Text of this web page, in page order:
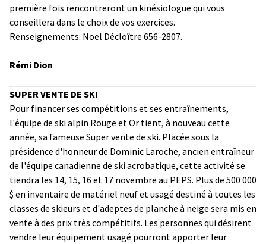
première fois rencontreront un kinésiologue qui vous
conseillera dans le choix de vos exercices.
Renseignements: Noel Décloître 656-2807.
Rémi Dion
SUPER VENTE DE SKI
Pour financer ses compétitions et ses entraînements,
l'équipe de ski alpin Rouge et Or tient, à nouveau cette
année, sa fameuse Super vente de ski. Placée sous la
présidence d'honneur de Dominic Laroche, ancien entraîneur
de l'équipe canadienne de ski acrobatique, cette activité se
tiendra les 14, 15, 16 et 17 novembre au PEPS. Plus de 500 000
$ en inventaire de matériel neuf et usagé destiné à toutes les
classes de skieurs et d'adeptes de planche à neige sera mis en
vente à des prix très compétitifs. Les personnes qui désirent
vendre leur équipement usagé pourront apporter leur